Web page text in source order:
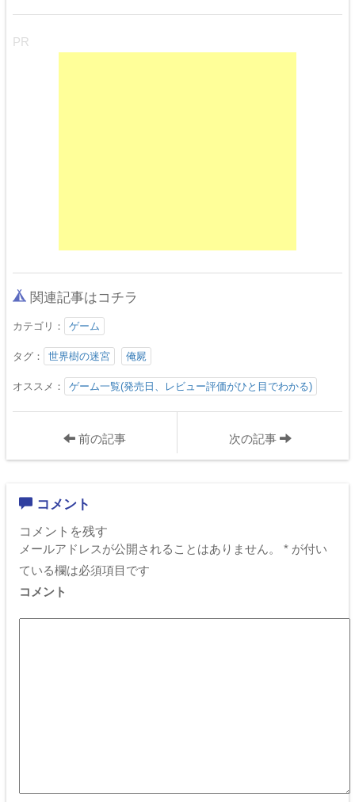
PR
関連記事はコチラ
カテゴリ： ゲーム
タグ： 世界樹の迷宮 俺屍
オススメ： ゲーム一覧(発売日、レビュー評価がひと目でわかる)
前の記事 次の記事
コメント
コメントを残す
メールアドレスが公開されることはありません。
* が付い
ている欄は必須項目です
コメント